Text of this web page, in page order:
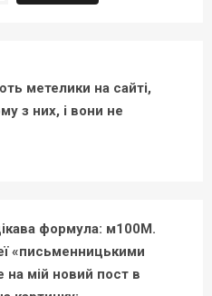
метелики на сайті,
з них, і вони не
формула: м100М.
«письменницькими
на мій новий пост в